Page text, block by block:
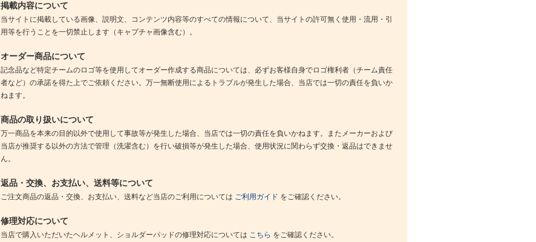
掲載内容について
当サイトに掲載している画像、説明文、コンテンツ内容等のすべての情報について、当サイトの許可無く使用・流用・引
用等を行うことを一切禁止します（キャプチャ画像含む）。
オーダー商品について
記念品など特定チームのロゴ等を使用してオーダー作成する商品については、必ずお客様自身でロゴ権利者（チーム責任
者など）の承諾を得た上でご依頼ください。万一無断使用によるトラブルが発生した場合、当店では一切の責任を負いか
ねます。
商品の取り扱いについて
万一商品を本来の目的以外で使用して事故等が発生した場合、当店では一切の責任を負いかねます。またメーカーおよび
当店が推奨する以外の方法で管理（洗濯含む）を行い破損等が発生した場合、使用状況に関わらず交換・返品はできませ
ん。
返品・交換、お支払い、送料等について
ご注文商品の返品・交換、お支払い、送料など当店のご利用については ご利用ガイド をご確認ください。
修理対応について
当店で購入いただいたヘルメット、ショルダーパッドの修理対応については こちら をご確認ください。